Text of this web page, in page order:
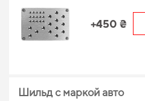
+450 ₴
Шильд с маркой авто